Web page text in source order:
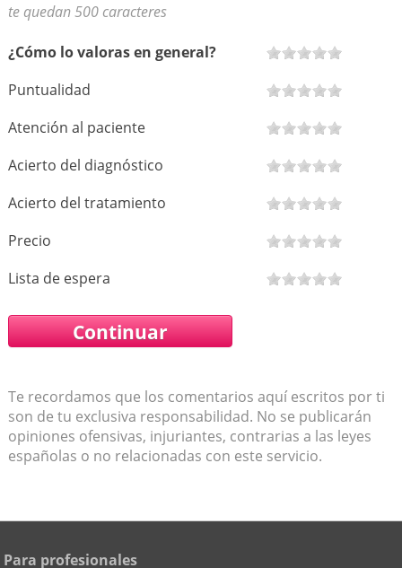
te quedan 500 caracteres
¿Cómo lo valoras en general?
Puntualidad
Atención al paciente
Acierto del diagnóstico
Acierto del tratamiento
Precio
Lista de espera
Te recordamos que los comentarios aquí escritos por ti
son de tu exclusiva responsabilidad. No se publicarán
opiniones ofensivas, injuriantes, contrarias a las leyes
españolas o no relacionadas con este servicio.
Para profesionales